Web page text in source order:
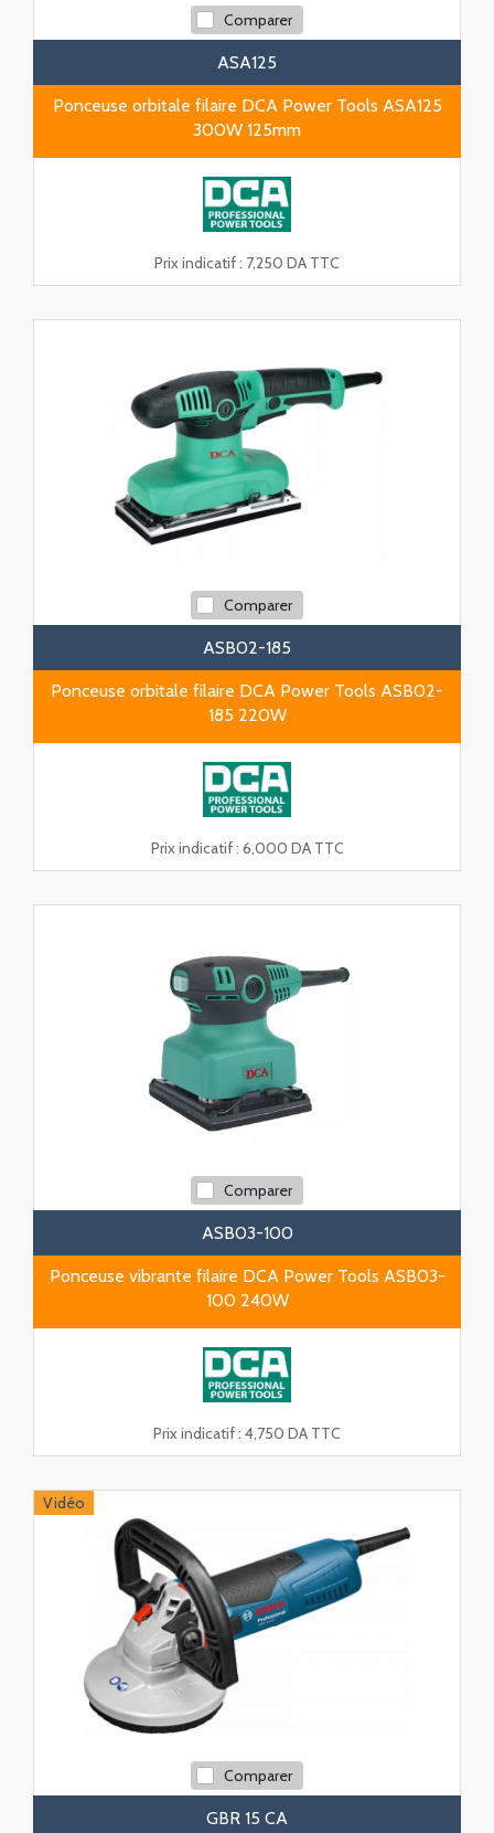
Comparer
ASA125
Ponceuse orbitale filaire DCA Power Tools ASA125
300W 125mm
Prix indicatif : 7,250 DA TTC
Comparer
ASB02-185
Ponceuse orbitale filaire DCA Power Tools ASB02-
185 220W
Prix indicatif : 6,000 DA TTC
Comparer
ASB03-100
Ponceuse vibrante filaire DCA Power Tools ASB03-
100 240W
Prix indicatif : 4,750 DA TTC
Vidéo
Comparer
GBR 15 CA